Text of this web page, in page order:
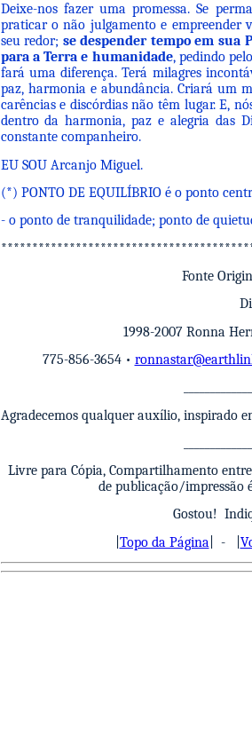
Deixe-nos fazer uma promessa. Se
praticar o não julgamento e empreender
seu redor; se despender tempo em
para a Terra e humanidade, pedindo
fará uma diferença. Terá milagres
paz, harmonia e abundância. Criará um
carências e discórdias não têm lugar. E,
dentro da harmonia, paz e alegria das
constante companheiro.
EU SOU Arcanjo Miguel.
(*) PONTO DE EQUILÍBRIO é o ponto
- o ponto de tranquilidade; ponto de
Fonte
1998-2007 Ronna
775-856-3654 •
Agradecemos qualquer auxílio, inspirado
Livre para Cópia, Compartilhamento
de publicação/impressão
Gostou!
Topo da Página| - |